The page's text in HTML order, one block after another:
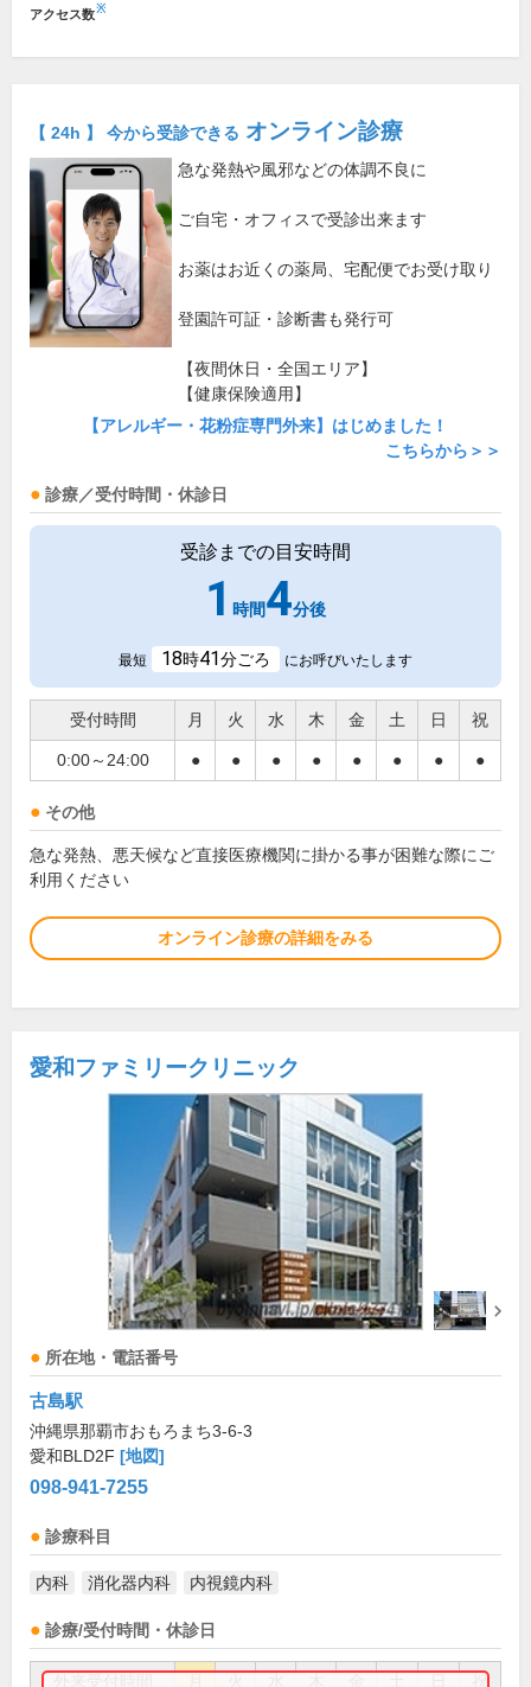
アクセス数※
【 24h 】 今から受診できる オンライン診療
急な発熱や風邪などの体調不良に
ご自宅・オフィスで受診出来ます
お薬はお近くの薬局、宅配便でお受け取り
登園許可証・診断書も発行可
【夜間休日・全国エリア】
【健康保険適用】
【アレルギー・花粉症専門外来】はじめました！
こちらから＞＞
診療／受付時間・休診日
受診までの目安時間
1 時間4分後
最短 18時41分ごろ にお呼びいたします
受付時間 月 火 水 木 金 土 日 祝
0:00～24:00 ● ● ● ● ● ● ● ●
その他
急な発熱、悪天候など直接医療機関に掛かる事が困難な際にご
利用ください
オンライン診療の詳細をみる
愛和ファミリークリニック
所在地・電話番号
古島駅
沖縄県那覇市おもろまち3-6-3
愛和BLD2F [地図]
098-941-7255
診療科目
内科 消化器内科 内視鏡内科
診療/受付時間・休診日
祝